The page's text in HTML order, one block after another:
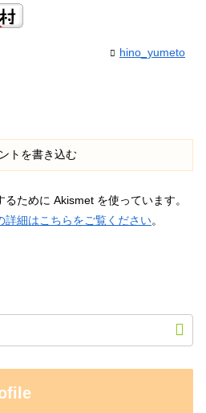
hino_yumeto
トを書き込む
ために Akismet を使っています。
詳細はこちらをご覧ください。